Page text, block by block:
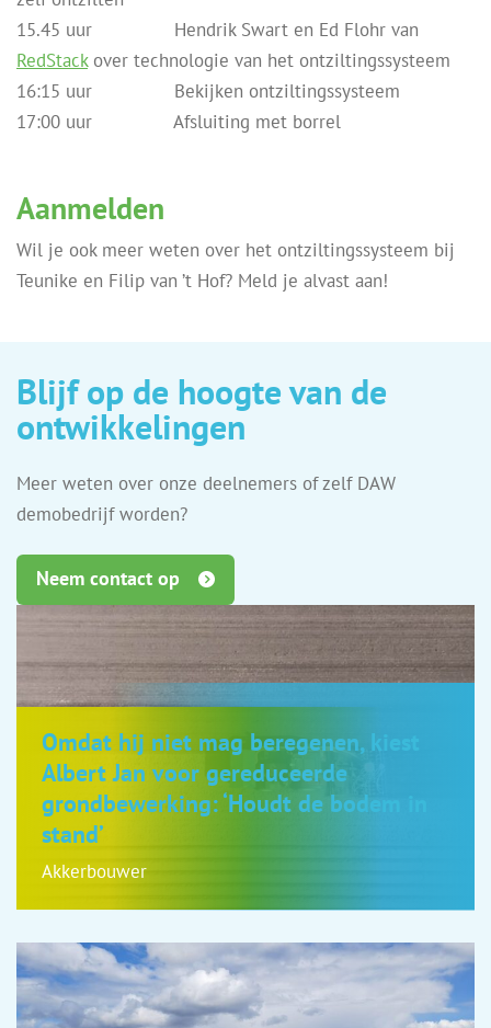
15.45 uur Hendrik Swart en Ed Flohr van
RedStackover technologie van het ontziltingssysteem
16:15 uur Bekijken ontziltingssysteem
17:00 uur Afsluiting met borrel
Aanmelden
Wil je ook meer weten over het ontziltingssysteem bij
Teunike en Filip van ’t Hof? Meld je alvast aan!
Blijf op de hoogte van de
ontwikkelingen
Meer weten over onze deelnemers of zelf DAW
demobedrijf worden?
Neem contact op
Omdat hij niet mag beregenen, kiest
Albert Jan voor gereduceerde
grondbewerking: ‘Houdt de bodem in
stand’
Akkerbouwer